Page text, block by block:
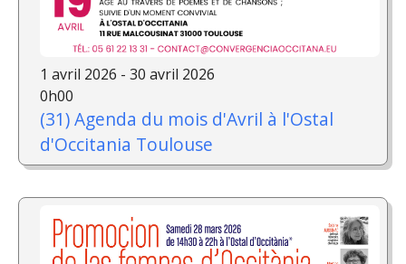
1 avril 2026 - 30 avril 2026
0h00
(31) Agenda du mois d'Avril à l'Ostal
d'Occitania Toulouse